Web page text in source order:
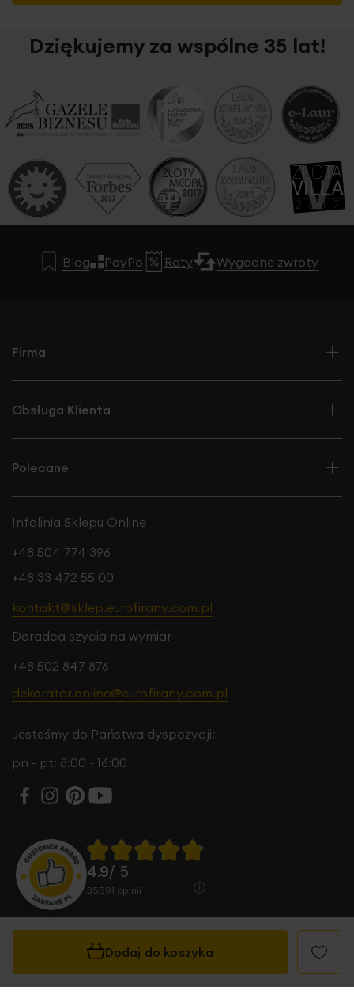
Dodaj do koszyka
Dziękujemy za wspólne 35 lat!
Blog PayPo Raty Wygodne zwroty
Firma
Obsługa Klienta
Polecane
Infolinia Sklepu Online
+48 504 774 396
+48 33 472 55 00
kontakt@sklep.eurofirany.com.pl
Doradca szycia na wymiar
+48 502 847 876
dekorator.online@eurofirany.com.pl
Jesteśmy do Państwa dyspozycji:
pn - pt: 8:00 - 16:00
4.9/ 5
35891 opinii
© 2026 Eurofirany B.B. Choczyńscy Sp.J. Wszystkie
prawa zastrzeżone.